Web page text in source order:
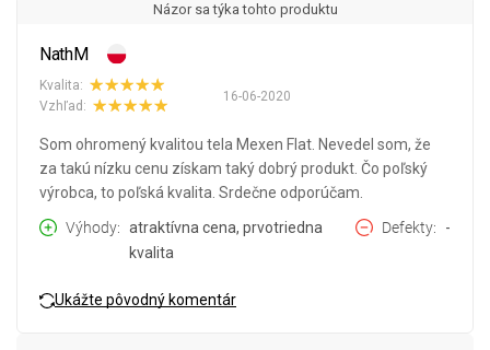
Názor sa týka tohto produktu
NathM
16-06-2020
Kvalita:
Vzhľad:
Som ohromený kvalitou tela Mexen Flat. Nevedel som, že
za takú nízku cenu získam taký dobrý produkt. Čo poľský
výrobca, to poľská kvalita. Srdečne odporúčam.
Výhody
atraktívna cena, prvotriedna
kvalita
Defekty -
Ukážte pôvodný komentár